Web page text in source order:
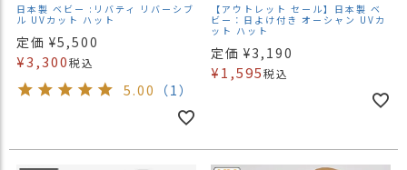
日本製 ベビー :リバティ リバーシブ
ル UVカット ハット
定価 ¥5,500
¥3,300税込
5.00 （1）
【アウトレット セール】日本製 ベ
ビー：日よけ付き オーシャン UVカ
ット ハット
定価 ¥3,190
¥1,595税込